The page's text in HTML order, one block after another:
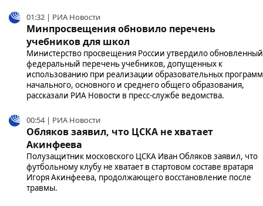
01:32 | РИА Новости
Минпросвещения обновило перечень
учебников для школ
Министерство просвещения России утвердило обновленный
федеральный перечень учебников, допущенных к
использованию при реализации образовательных программ
начального, основного и среднего общего образования,
рассказали РИА Новости в пресс-службе ведомства.
00:54 | РИА Новости
Обляков заявил, что ЦСКА не хватает
Акинфеева
Полузащитник московского ЦСКА Иван Обляков заявил, что
футбольному клубу не хватает в стартовом составе вратаря
Игоря Акинфеева, продолжающего восстановление после
травмы.